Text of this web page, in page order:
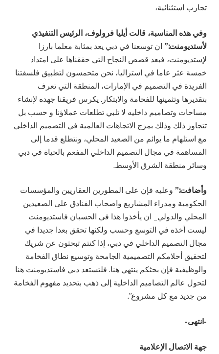
تجارب استثنائية،
وفي هذه المناسبة، قالت أيليا فرولوف، الرئيس التنفيذي
لأستديومنت:” ان توسعنا في دبي يعد بمثابة معلما بارزا
لإستديومنت، فبعد قصص النجاح التي حققناها على امتداد
خمسة عثر عاما في استراليا، نحن متحمسون لتطبيق فلسفتنا
الفريدة في التصميم في الإمارات، المنطقة التي تعرف
بتقديرها وتثمينها للفخامة والابتكار. يكرس فريقنا جهده لإنشاء
مساحات وتصاميم داخليه لا تلبي تطلعات عملاؤنا و حسب بل
تتجاوز ذلك وذلك بمزج الاتجاهات العالمية في التصميم الداخلي
مع استلهام ما يوائم من الصعيد المحلي، ونتطلع قدما إلى
المساهمة في مجال التصميم الداخلي المفعم بالحياة في دبي
وسائر منطقة الشرق الأوسط.
وأضافت:” وعليه فإن على المطورين العقاريين والمؤسسات
الحكومية ومدراء المشاريع واصحاب الفنادق على الصعيدين
المحلي والدولي_ ان يأخذوا هذا في الحسبان فاستديومنت
ليست أخذه في التوسع وحسب ولكنها تحقق بعدا جديدا في
مجال التصميم الداخلي في دبي، إذا كنتم تبحثون عن شريك
لتحقيق أحلامكم التصميمية الجامحة وتوسيع نطاق الفخامة
والوظيفية فإن بحثكم ينتهي هنا. فلتستعد دبي فاستديومنت هنا
لتحول عالم التصاميم الداخلية إلى ذهب بتحديد مفهوم الفخامة
من جديد مع كل مشروع”.
-انتهى-
جهة الاتصال الإعلامية